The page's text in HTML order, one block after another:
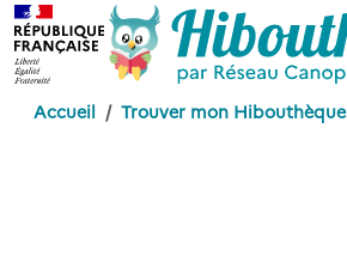
Accueil Trouver mon Hibouthèque